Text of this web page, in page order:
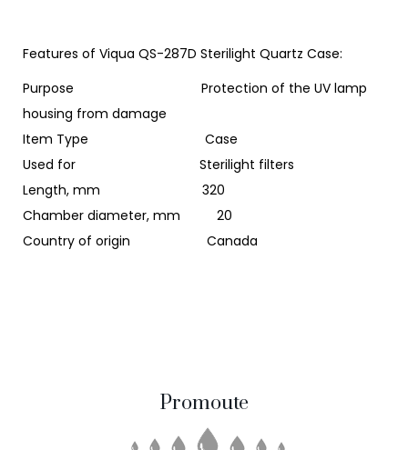
Features of Viqua QS-287D Sterilight Quartz Case:
Purpose Protection of the UV lamp
housing from damage
Item Type Case
Used for Sterilight filters
Length, mm 320
Chamber diameter, mm 20
Country of origin Canada
Promoute